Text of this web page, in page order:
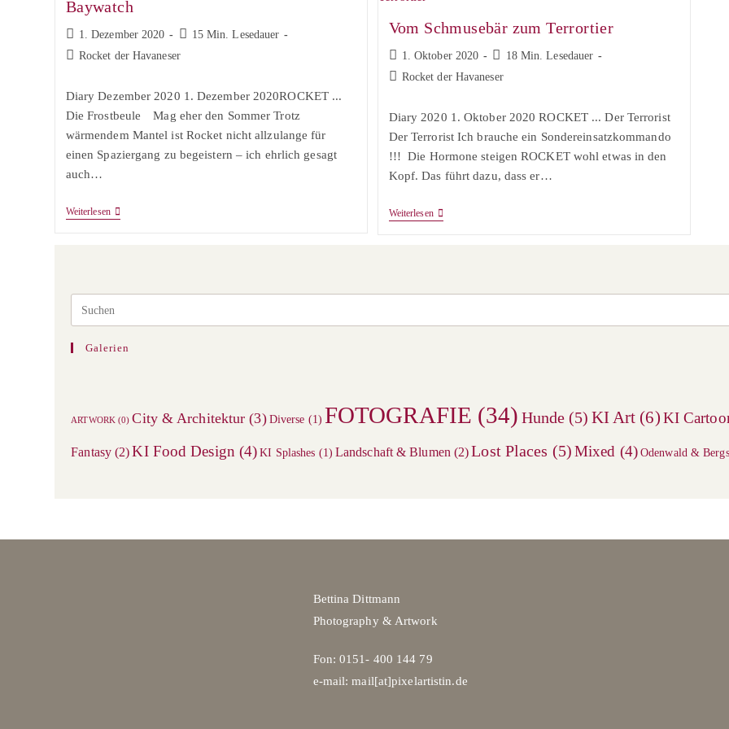
Baywatch
Beitrag
veröffentlicht:
1. Dezember 2020 Lesedauer:
15 Min. Lesedauer
Beitrags-
Rocket der Havaneser
Diary Dezember 2020 1. Dezember 2020ROCKET ...
Die Frostbeule⠀ Mag eher den Sommer Trotz
wärmendem Mantel ist Rocket nicht allzulange für
einen Spaziergang zu begeistern – ich ehrlich gesagt
auch…
WeiterlesenBaywatch
Vom Schmusebär zum Terrortier
Beitrag
veröffentlicht:
1. Oktober 2020 Lesedauer:
18 Min. Lesedauer
Beitrags-
Rocket der Havaneser
Diary 2020 1. Oktober 2020 ROCKET ... Der Terrorist⠀
Der Terrorist Ich brauche ein Sondereinsatzkommando
!!! Die Hormone steigen ROCKET wohl etwas in den
Kopf. Das führt dazu, dass er…
WeiterlesenVom
Galerien
ARTWORK (0) City & Architektur (3) Diverse (1) FOTOGRAFIE (34) Hunde (5) KI Art (6)KI
Fantasy(2)KI Food Design (4) KI Splashes (1) Landschaft & Blumen(2)Lost Places (5)Mixed (4)Odenwald &
Bettina Dittmann
Photography & Artwork
Fon: 0151- 400 144 79
e-mail: mail[at]pixelartistin.de